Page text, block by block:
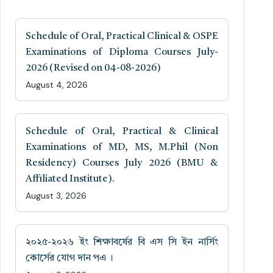
Schedule of Oral, Practical Clinical & OSPE
Examinations of Diploma Courses July-
2026 (Revised on 04-08-2026)
August 4, 2026
Schedule of Oral, Practical & Clinical
Examinations of MD, MS, M.Phil (Non
Residency) Courses July 2026 (BMU &
Affiliated Institute).
August 3, 2026
২০২৫-২০২৬ ইং শিক্ষাবর্ষের বি এস সি ইন নার্সিং
কোর্সের যোগ দান পএ ।